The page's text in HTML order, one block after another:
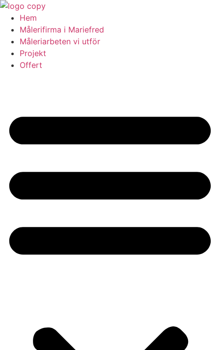
Skip
content
Hem
Målerifirma i Mariefred
Måleriarbeten vi utför
Projekt
Offert